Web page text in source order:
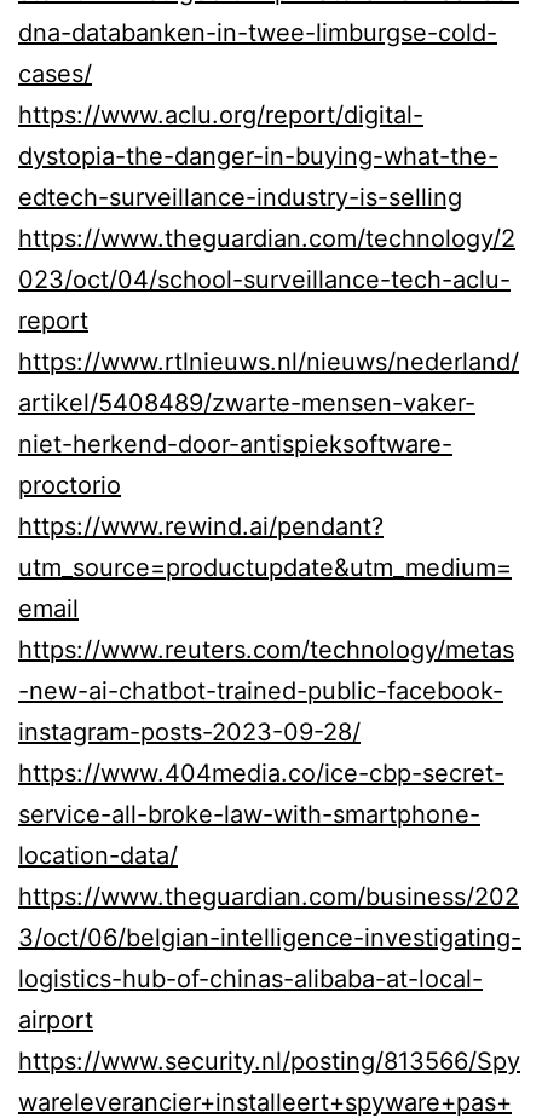
dna-databanken-in-twee-limburgse-cold-
cases/
https://www.aclu.org/report/digital-
dystopia-the-danger-in-buying-what-the-
edtech-surveillance-industry-is-selling
https://www.theguardian.com/technology/2
023/oct/04/school-surveillance-tech-aclu-
report
https://www.rtlnieuws.nl/nieuws/nederland/
artikel/5408489/zwarte-mensen-vaker-
niet-herkend-door-antispieksoftware-
proctorio
https://www.rewind.ai/pendant?
utm_source=productupdate&utm_medium=
email
https://www.reuters.com/technology/metas
-new-ai-chatbot-trained-public-facebook-
instagram-posts-2023-09-28/
https://www.404media.co/ice-cbp-secret-
service-all-broke-law-with-smartphone-
location-data/
https://www.theguardian.com/business/202
3/oct/06/belgian-intelligence-investigating-
logistics-hub-of-chinas-alibaba-at-local-
airport
https://www.security.nl/posting/813566/Spy
wareleverancier+installeert+spyware+pas+